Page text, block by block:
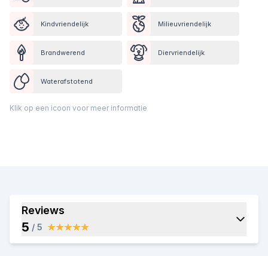
Kindvriendelijk Milieuvriendelijk
Brandwerend Diervriendelijk
Waterafstotend
Klik op een icoon voor meer informatie
Reviews
5 / 5